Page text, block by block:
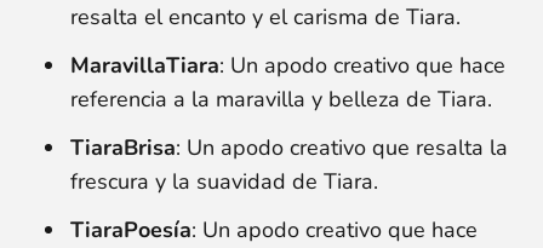
resalta el encanto y el carisma de Tiara.
MaravillaTiara: Un apodo creativo que hace
referencia a la maravilla y belleza de Tiara.
TiaraBrisa: Un apodo creativo que resalta la
frescura y la suavidad de Tiara.
TiaraPoesía: Un apodo creativo que hace